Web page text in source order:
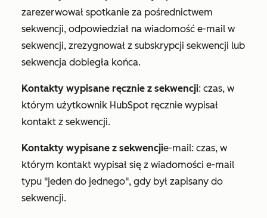
zarezerwował spotkanie za pośrednictwem
sekwencji, odpowiedział na wiadomość e-mail w
sekwencji, zrezygnował z subskrypcji sekwencji lub
sekwencja dobiegła końca.
Kontakty wypisane ręcznie z sekwencji: czas, w
którym użytkownik HubSpot ręcznie wypisał
kontakt z sekwencji.
Kontakty wypisane z sekwencjie-mail: czas, w
którym kontakt wypisał się z wiadomości e-mail
typu "jeden do jednego", gdy był zapisany do
sekwencji.